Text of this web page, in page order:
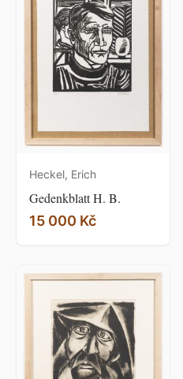
Heckel, Erich
Gedenkblatt H. B.
15 000 Kč